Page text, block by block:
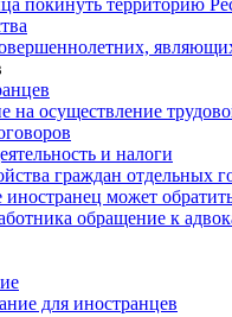
покинуть территорию
на осуществление
и налоги
граждан отдельных
может
обращение к
для иностранцев